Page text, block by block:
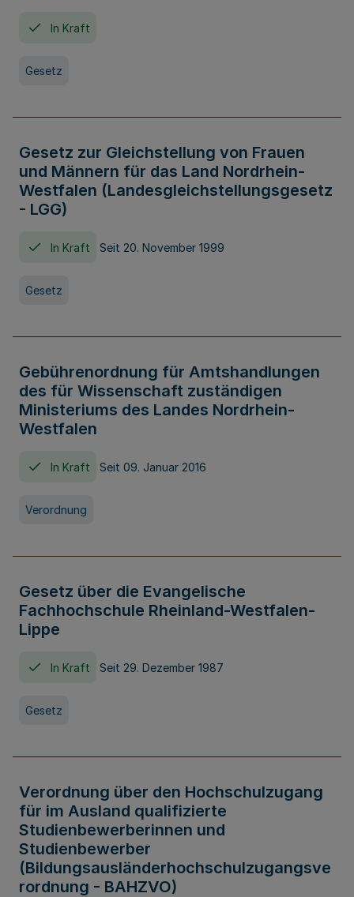
In Kraft
Gesetz
Gesetz zur Gleichstellung von Frauen
und Männern für das Land Nordrhein-
Westfalen (Landesgleichstellungsgesetz
- LGG)
In Kraft Seit 20. November 1999
Gesetz
Gebührenordnung für Amtshandlungen
des für Wissenschaft zuständigen
Ministeriums des Landes Nordrhein-
Westfalen
In Kraft Seit 09. Januar 2016
Verordnung
Gesetz über die Evangelische
Fachhochschule Rheinland-Westfalen-
Lippe
In Kraft Seit 29. Dezember 1987
Gesetz
Verordnung über den Hochschulzugang
für im Ausland qualifizierte
Studienbewerberinnen und
Studienbewerber
(Bildungsausländerhochschulzugangsve
rordnung - BAHZVO)